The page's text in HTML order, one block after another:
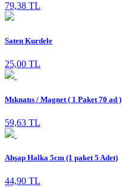
79,38 TL
Saten Kurdele
25,00 TL
Mıknatıs / Magnet ( 1 Paket 70 ad )
59,63 TL
Ahşap Halka 5cm (1 paket 5 Adet)
44,90 TL